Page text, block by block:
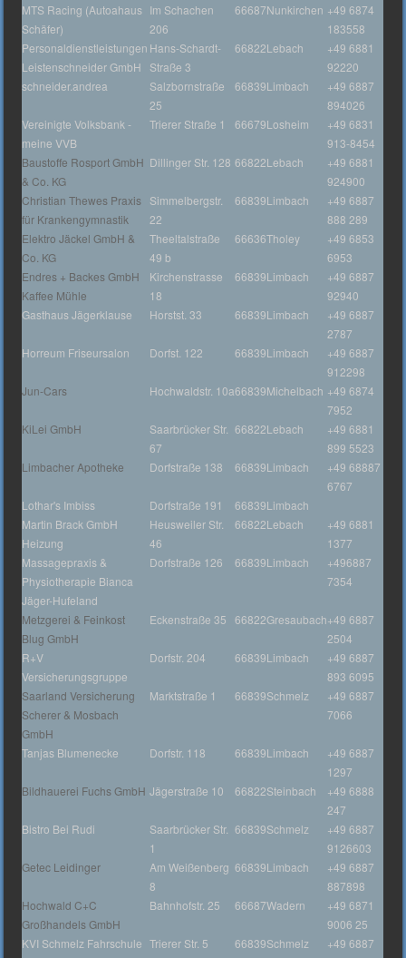
MTS Racing (Autoahaus
Schäfer)
Im Schachen
206
66687Nunkirchen +49 6874
183558
Personaldienstleistungen
Leistenschneider GmbH
Hans-Schardt-
Straße 3
66822Lebach
+49 6881
92220
schneider.andrea
Salzbornstraße
25
66839Limbach
+49 6887
894026
Vereinigte Volksbank -
meine VVB
Trierer Straße 1 66679Losheim
+49 6831
913-8454
Baustoffe Rosport GmbH
& Co. KG
Dillinger Str. 128 66822Lebach
+49 6881
924900
Christian Thewes Praxis
für Krankengymnastik
Simmelbergstr.
22
66839Limbach
+49 6887
888 289
Elektro Jäckel GmbH &
Co. KG
Theeltalstraße
49 b
66636Tholey
+49 6853
6953
Endres + Backes GmbH
Kaffee Mühle
Kirchenstrasse
18
66839Limbach
+49 6887
92940
Gasthaus Jägerklause
Horstst. 33 66839Limbach
+49 6887
2787
Horreum Friseursalon
Dorfst. 122 66839Limbach
+49 6887
912298
Jun-Cars
Hochwaldstr. 10a66839Michelbach +49 6874
7952
KiLei GmbH
Saarbrücker Str.
67
66822Lebach
+49 6881
899 5523
Limbacher Apotheke
Dorfstraße 138 66839Limbach
+49 68887
6767
Lothar's Imbiss
Dorfstraße 191 66839Limbach
Martin Brack GmbH
Heizung
Heusweiler Str.
46
66822Lebach
+49 6881
1377
Massagepraxis &
Physiotherapie Bianca
Jäger-Hufeland
Dorfstraße 126 66839Limbach
+496887
7354
Metzgerei & Feinkost
Blug GmbH
Eckenstraße 35 66822Gresaubach+49 6887
2504
R+V
Versicherungsgruppe
Dorfstr. 204 66839Limbach
+49 6887
893 6095
Saarland Versicherung
Scherer & Mosbach
GmbH
Marktstraße 1 66839Schmelz
+49 6887
7066
Tanjas Blumenecke Dorfstr. 118 66839Limbach
+49 6887
1297
Bildhauerei Fuchs GmbH Jägerstraße 10 66822Steinbach
+49 6888
247
Bistro Bei Rudi
Saarbrücker Str.
1
66839Schmelz
+49 6887
9126603
Getec Leidinger
Am Weißenberg
8
66839Limbach
+49 6887
887898
Hochwald C+C
Großhandels GmbH
Bahnhofstr. 25 66687Wadern
+49 6871
9006 25
KVI Schmelz Fahrschule Trierer Str. 5 66839Schmelz
+49 6887